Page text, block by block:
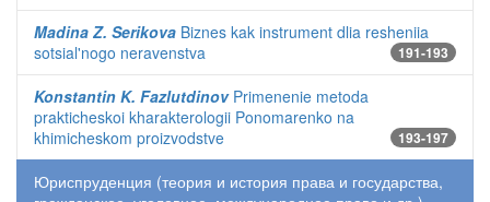
Madina Z. Serikova Biznes kak instrument dlia resheniia
sotsial'nogo neravenstva
191-193
Konstantin K. FazlutdinovPrimenenie metoda
prakticheskoi kharakterologii Ponomarenko na
khimicheskom proizvodstve
193-197
Юриспруденция (теория и история права и государства,